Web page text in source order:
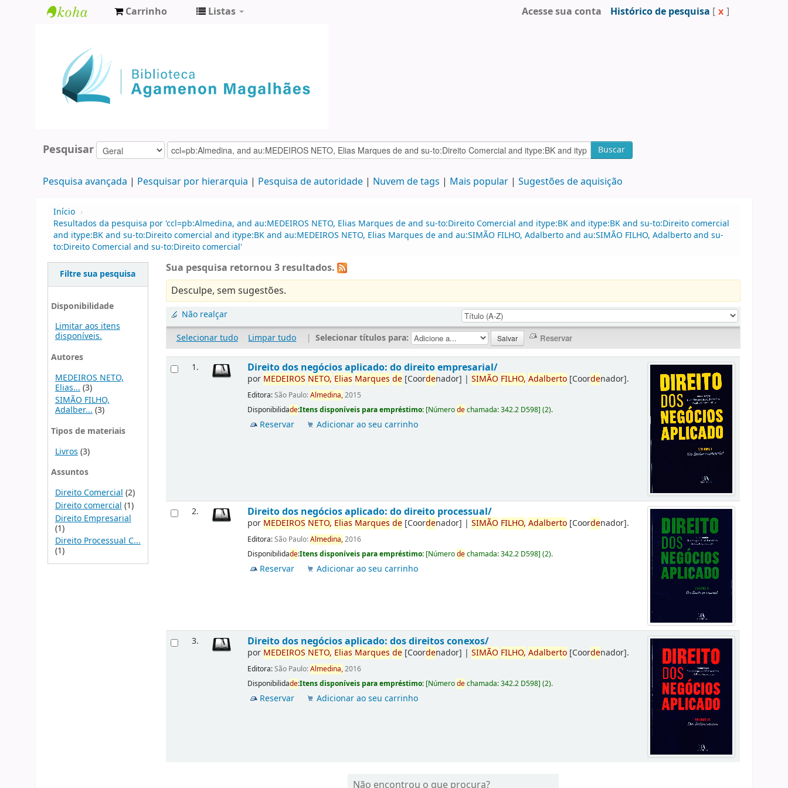
Agamenon
Magalhães
Carrinho Listas Acesse sua conta Histórico de pesquisa [ x ]
Pesquisar Buscar
Pesquisa avançada Pesquisar por hierarquia Pesquisa de autoridade Nuvem de tags Mais popular Sugestões de aquisição
Início ›
Resultados da pesquisa por 'ccl=pb:Almedina, and au:MEDEIROS NETO, Elias Marques de and su-to:Direito Comercial and itype:BK and itype:BK and su-to:Direito comercial
and itype:BK and su-to:Direito comercial and itype:BK and au:MEDEIROS NETO, Elias Marques de and au:SIMÃO FILHO, Adalberto and au:SIMÃO FILHO, Adalberto and su-
to:Direito Comercial and su-to:Direito comercial'
Filtre sua pesquisa
Disponibilidade
Limitar aos itens
disponíveis.
Autores
MEDEIROS NETO,
Elias... (3)
SIMÃO FILHO,
Adalber...(3)
Tipos de materiais
Livros (3)
Assuntos
Direito Comercial (2)
Direito comercial (1)
Direito Empresarial
(1)
Direito Processual C...
(1)
Sua pesquisa retornou 3 resultados.
Desculpe, sem sugestões.
Não realçar
Selecionar tudo
Limpar tudo | Selecionar títulos para:
1. Direito dos negócios aplicado: do direito empresarial/
por MEDEIROS NETO, Elias Marques de [Coordenador] |SIMÃO FILHO, Adalberto [Coordenador].
Editora:São Paulo:Almedina,2015
Disponibilidade:Itens disponíveis para empréstimo: [Númerodechamada:342.2 D598](2).
Reservar Adicionar ao seu carrinho
2. Direito dos negócios aplicado: do direito processual/
por MEDEIROS NETO, Elias Marques de [Coordenador] |SIMÃO FILHO, Adalberto [Coordenador].
Editora:São Paulo:Almedina,2016
Disponibilidade:Itens disponíveis para empréstimo: [Númerodechamada:342.2 D598](2).
Reservar Adicionar ao seu carrinho
3. Direito dos negócios aplicado: dos direitos conexos/
por MEDEIROS NETO, Elias Marques de [Coordenador] |SIMÃO FILHO, Adalberto [Coordenador].
Editora:São Paulo:Almedina,2016
Disponibilidade:Itens disponíveis para empréstimo: [Númerodechamada:342.2 D598](2).
Reservar Adicionar ao seu carrinho